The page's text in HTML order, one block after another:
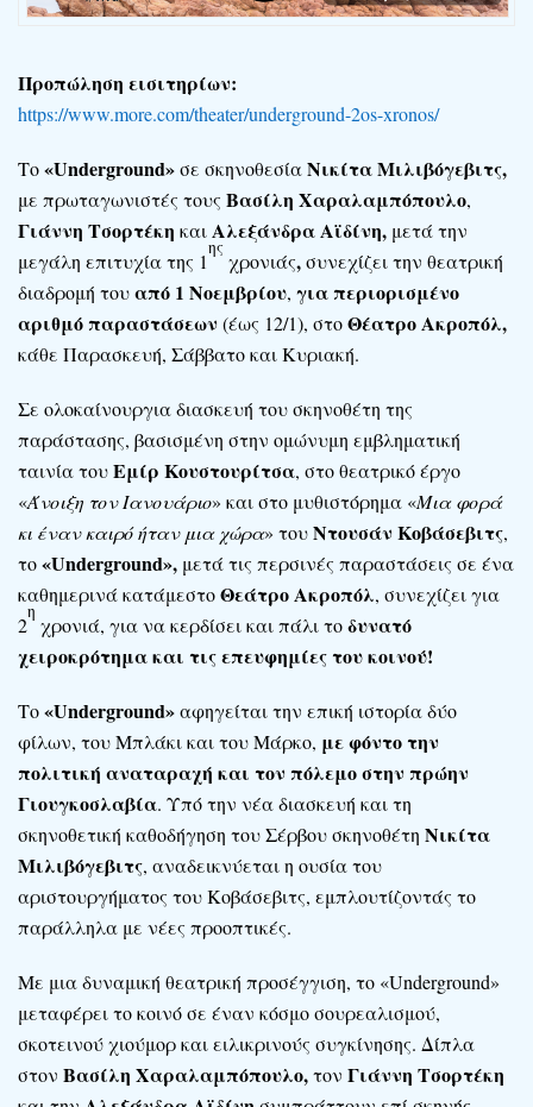
Προπώληση εισιτηρίων:
https://www.more.com/theater/underground-2os-xronos/
Το«Underground»σε σκηνοθεσίαΝικίτα Μιλιβόγεβιτς,
με πρωταγωνιστές τους Βασίλη Χαραλαμπόπουλο,
Γιάννη Τσορτέκη καιΑλεξάνδρα Αϊδίνη, μετά την
μεγάλη επιτυχία της 1
ης
χρονιάς,συνεχίζει την θεατρική
διαδρομή τουαπό 1 Νοεμβρίου, για περιορισμένο
αριθμό παραστάσεων(έως 12/1), στοΘέατρο Ακροπόλ,
κάθε Παρασκευή, Σάββατο και Κυριακή.
Σε ολοκαίνουργια διασκευή του σκηνοθέτη της
παράστασης, βασισμένη στην ομώνυμη εμβληματική
ταινία τουΕμίρ Κουστουρίτσα, στο θεατρικό έργο
«Άνοιξη τον Ιανουάριο» και στο μυθιστόρημα «Μια φορά
κι έναν καιρό ήταν μια χώρα» τουΝτουσάν Κοβάσεβιτς,
το«Underground», μετά τις περσινές παραστάσεις σε ένα
καθημερινά κατάμεστοΘεάτρο Ακροπόλ, συνεχίζει για
2
η
χρονιά, για να κερδίσει και πάλι τοδυνατό
χειροκρότημα και τις επευφημίες του κοινού!
Το«Underground»αφηγείται την επική ιστορία δύο
φίλων, του Μπλάκι και του Μάρκο, με φόντο την
πολιτική αναταραχή και τον πόλεμο στην πρώην
Γιουγκοσλαβία. Υπό την νέα διασκευή και τη
σκηνοθετική καθοδήγηση του Σέρβου σκηνοθέτη Νικίτα
Μιλιβόγεβιτς, αναδεικνύεται η ουσία του
αριστουργήματος του Κοβάσεβιτς, εμπλουτίζοντάς το
παράλληλα με νέες προοπτικές.
Με μια δυναμική θεατρική προσέγγιση, το «Underground»
μεταφέρει το κοινό σε έναν κόσμο σουρεαλισμού,
σκοτεινού χιούμορ και ειλικρινούς συγκίνησης. Δίπλα
στον Βασίλη Χαραλαμπόπουλο,τον Γιάννη Τσορτέκη